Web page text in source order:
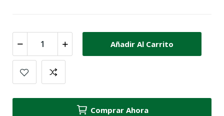
Añadir Al Carrito
Comprar Ahora